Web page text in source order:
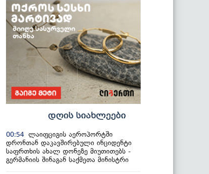
დღის სიახლეები
00:54 ლაიფციგის აეროპორტში
დრონთან დაკავშირებული ინციდენტი
საფრთხის ახალ დონეზე მიუთითებს -
გერმანიის შინაგან საქმეთა მინისტრი